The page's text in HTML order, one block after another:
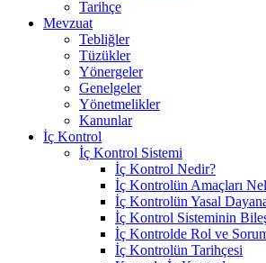
Tarihçe
Mevzuat
Tebliğler
Tüzükler
Yönergeler
Genelgeler
Yönetmelikler
Kanunlar
İç Kontrol
İç Kontrol Sistemi
İç Kontrol Nedir?
İç Kontrolün Amaçları
İç Kontrolün Yasal
İç Kontrol Sisteminin
İç Kontrolde Rol ve
İç Kontrolün Tarihçesi